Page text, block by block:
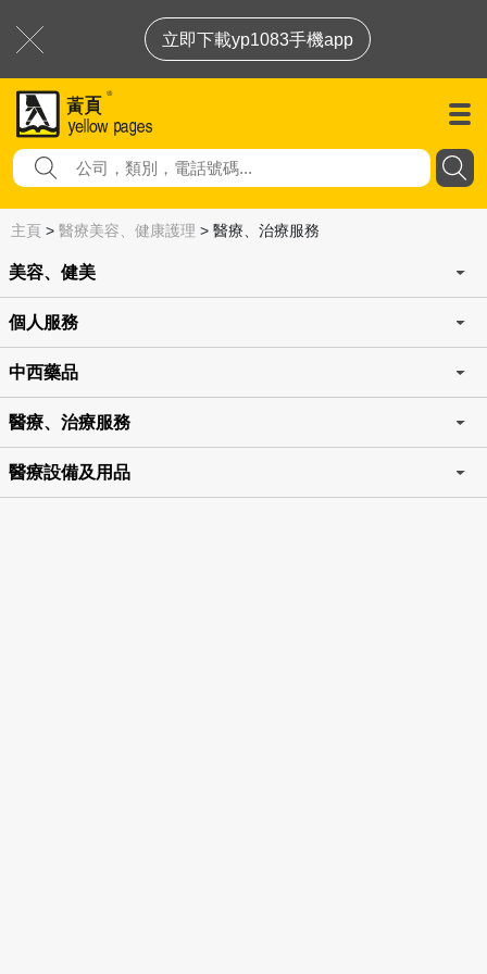
立即下載yp1083手機app
主頁 > 醫療美容、健康護理 > 醫療、治療服務
美容、健美
個人服務
中西藥品
醫療、治療服務
醫療設備及用品